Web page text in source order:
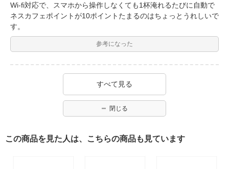
Wi-fi対応で、スマホから操作しなくても1杯淹れるたびに自動で
ネスカフェポイントが10ポイントたまるのはちょっとうれしいで
す。
参考になった
すべて見る
閉じる
この商品を見た人は、こちらの商品も見ています